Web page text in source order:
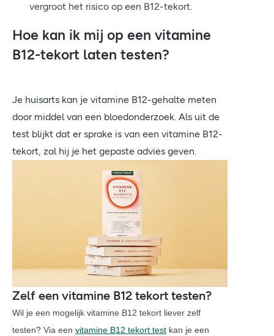
vergroot het risico op een B12-tekort.
Hoe kan ik mij op een vitamine
B12-tekort laten testen?
Je huisarts kan je vitamine B12-gehalte meten
door middel van een bloedonderzoek. Als uit de
test blijkt dat er sprake is van een vitamine B12-
tekort, zal hij je het gepaste advies geven.
Zelf een vitamine B12 tekort testen?
Wil je een mogelijk vitamine B12 tekort liever zelf
testen? Via een vitamine B12 tekort test kan je een